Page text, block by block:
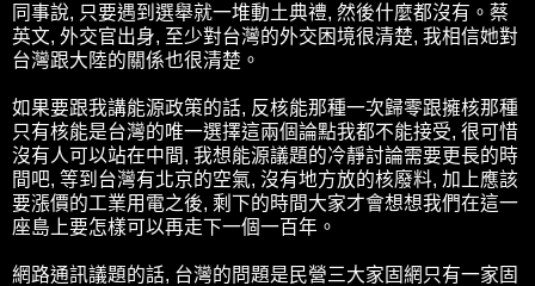
同事說, 只要遇到選舉就一堆動土典禮, 然後什麼都沒有。蔡
英文, 外交官出身, 至少對台灣的外交困境很清楚, 我相信她對
台灣跟大陸的關係也很清楚。
如果要跟我講能源政策的話, 反核能那種一次歸零跟擁核那種
只有核能是台灣的唯一選擇這兩個論點我都不能接受, 很可惜
沒有人可以站在中間, 我想能源議題的冷靜討論需要更長的時
間吧, 等到台灣有北京的空氣, 沒有地方放的核廢料, 加上應該
要漲價的工業用電之後, 剩下的時間大家才會想想我們在這一
座島上要怎樣可以再走下一個一百年。
網路通訊議題的話, 台灣的問題是民營三大家固網只有一家固